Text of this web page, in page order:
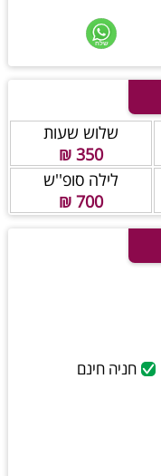
שלוש שעות
350 ₪
לילה סופ''ש
700 ₪
חניה חינם